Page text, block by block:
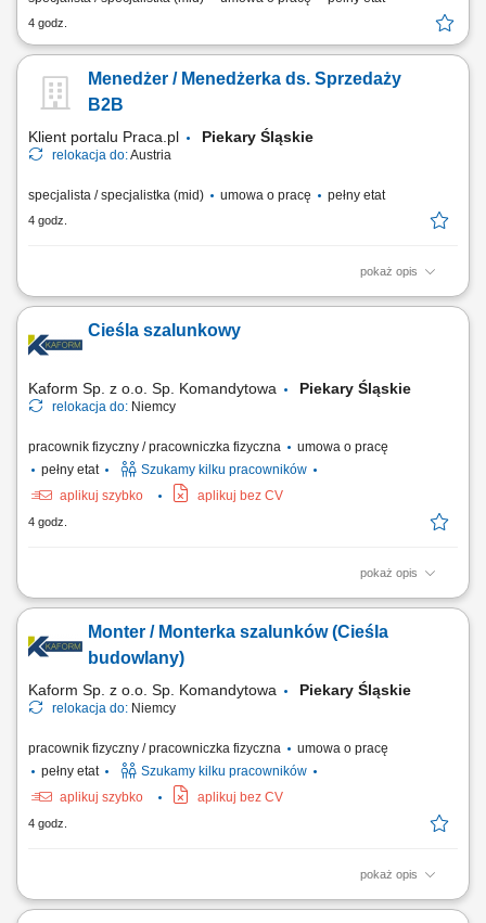
4 godz.
Menedżer / Menedżerka ds. Sprzedaży
B2B
Klient portalu Praca.pl Piekary Śląskie
relokacja do:Austria
specjalista / specjalistka (mid) umowa o pracę pełny etat
4 godz.
pokaż opis
Sprzedaż szerokiej gamy nowych i używanych pojazdów użytkowych
doradztwo dla klientów B2B w zakresie zarządzania flotą oraz
finansowania; Aktywne rozwijanie i pozyskiwanie nowych rynków
Cieśla szalunkowy
Kaform Sp. z o.o. Sp. Komandytowa Piekary Śląskie
relokacja do: Niemcy
pracownik fizyczny / pracowniczka fizyczna
umowa o pracę
pełny etat
Szukamy kilku pracowników
aplikuj szybko
aplikuj bez CV
4 godz.
pokaż opis
Opis stanowiska: Szalowanie: ścian, stropów, słupów - praca
prefabrykatów betonowych; Betonowanie;
Monter / Monterka szalunków (Cieśla
budowlany)
Kaform Sp. z o.o. Sp. Komandytowa Piekary Śląskie
relokacja do: Niemcy
pracownik fizyczny / pracowniczka fizyczna
umowa o pracę
pełny etat
Szukamy kilku pracowników
aplikuj szybko
aplikuj bez CV
4 godz.
pokaż opis
Zakres obowiązków: Realizacja prac szalunkowych przy ścianach,